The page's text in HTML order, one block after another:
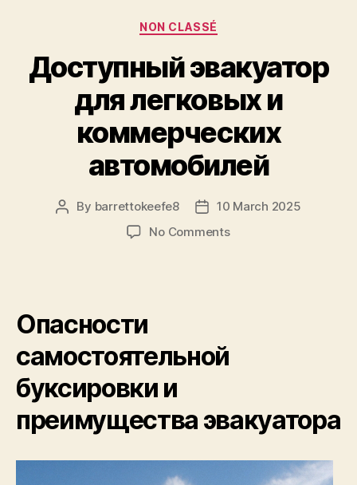
Categories
NON CLASSÉ
Доступный эвакуатор
для легковых и
коммерческих
автомобилей
Post
By barrettokeefe8
Post10 March 2025
No Commentson
Опасности
самостоятельной
буксировки и
преимущества эвакуатора